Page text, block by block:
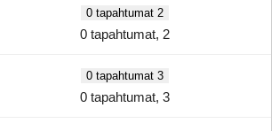
0 tapahtumat 2
0 tapahtumat, 2
0 tapahtumat 3
0 tapahtumat, 3